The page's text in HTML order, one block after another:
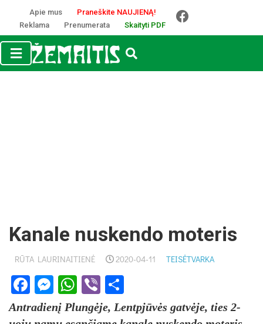
Apie mus
Praneškite NAUJIENĄ!
Reklama
Prenumerata Skaityti PDF
Kanale nuskendo moteris
RŪTA LAURINAITIENĖ 2020-04-11 TEISĖTVARKA
Facebook
Messenger
WhatsApp
Viber
Antradienį Plungėje, Lentpjūvės gatvėje, ties 2-